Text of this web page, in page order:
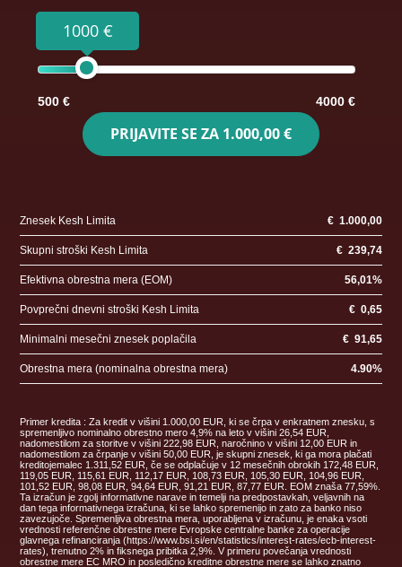
1000 €
500 € 4000 €
PRIJAVITE SE ZA 1.000,00 €
Znesek Kesh Limita € 1.000,00
Skupni stroški Kesh Limita € 239,74
Efektivna obrestna mera (EOM) 56,01%
Povprečni dnevni stroški Kesh Limita € 0,65
Minimalni mesečni znesek poplačila € 91,65
Obrestna mera (nominalna obrestna mera) 4.90%
Primer kredita : Za kredit v višini 1.000,00 EUR, ki se črpa v enkratnem znesku, s
spremenljivo nominalno obrestno mero 4,9% na leto v višini 26,54 EUR,
nadomestilom za storitve v višini 222,98 EUR, naročnino v višini 12,00 EUR in
nadomestilom za črpanje v višini 50,00 EUR, je skupni znesek, ki ga mora plačati
kreditojemalec 1.311,52 EUR, če se odplačuje v 12 mesečnih obrokih 172,48 EUR,
119,05 EUR, 115,61 EUR, 112,17 EUR, 108,73 EUR, 105,30 EUR, 104,96 EUR,
101,52 EUR, 98,08 EUR, 94,64 EUR, 91,21 EUR, 87,77 EUR. EOM znaša 77,59%.
Ta izračun je zgolj informativne narave in temelji na predpostavkah, veljavnih na
dan tega informativnega izračuna, ki se lahko spremenijo in zato za banko niso
zavezujoče. Spremenljiva obrestna mera, uporabljena v izračunu, je enaka vsoti
vrednosti referenčne obrestne mere Evropske centralne banke za operacije
glavnega refinanciranja (https://www.bsi.si/en/statistics/interest-rates/ecb-interest-
rates), trenutno 2% in fiksnega pribitka 2,9%. V primeru povečanja vrednosti
obrestne mere EC MRO in posledično kreditne obrestne mere se lahko znatno